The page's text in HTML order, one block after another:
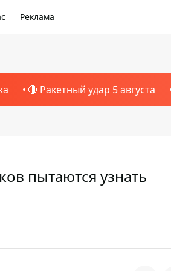
Реклама
🔴 Ракетный удар 5 августа
пытаются узнать